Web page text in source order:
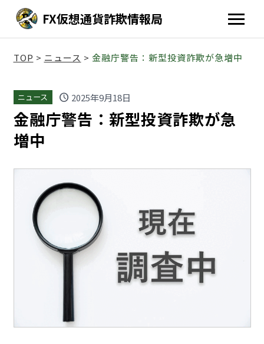
FX仮想通貨詐欺情報局
TOP > ニュース > 金融庁警告：新型投資詐欺が急増中
ニュース schedule 2025年9月18日
金融庁警告：新型投資詐欺が急
増中